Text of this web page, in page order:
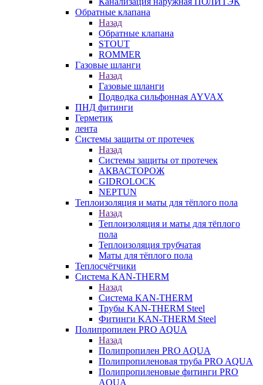
Обратные клапана
Назад
Обратные клапана
STOUT
ROMMER
Газовые шланги
Назад
Газовые шланги
Подводка сильфонная AYVAX
ПНД фитинги
Герметик
лента
Системы защиты от протечек
Назад
Системы защиты от протечек
АКВАСТОРОЖ
GIDROLOCK
NEPTUN
Теплоизоляция и маты для тёплого пола
Назад
Теплоизоляция и маты для тёплого
пола
Теплоизоляция трубчатая
Маты для тёплого пола
Теплосчётчики
Система KAN-THERM
Назад
Система KAN-THERM
Трубы KAN-THERM Steel
Фитинги KAN-THERM Steel
Полипропилен PRO AQUA
Назад
Полипропилен PRO AQUA
Полипропиленовая труба PRO AQUA
Полипропиленовые фитинги PRO
AQUA